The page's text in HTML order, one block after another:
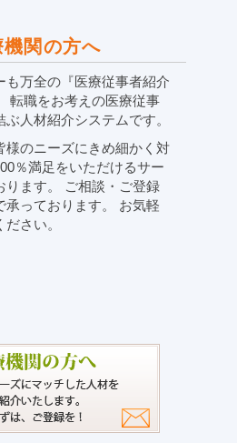
機関の方へ
も万全の『医療従事者紹介
転職をお考えの医療従事
人材紹介システムです。
様のニーズにきめ細かく対
％満足をいただけるサー
ります。 ご相談・ご登録
承っております。 お気軽
さい。